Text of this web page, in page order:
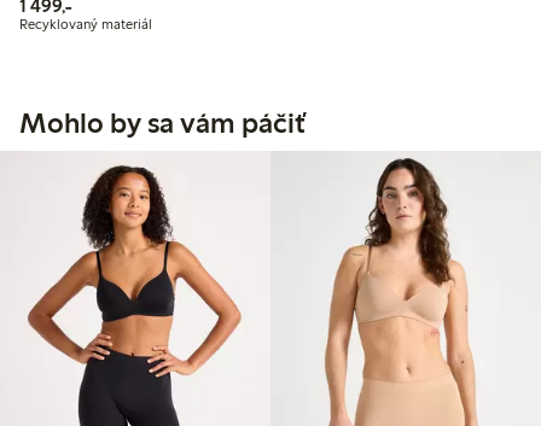
1 499,-
Recyklovaný materiál
Mohlo by sa vám páčiť